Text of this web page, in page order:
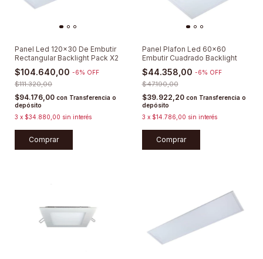
Panel Led 120x30 De Embutir
Rectangular Backlight Pack X2
$104.640,00 -6% OFF
$111.320,00
$94.176,00 con Transferencia o
depósito
3 x $34.880,00 sin interés
Comprar
Panel Plafon Led 60x60
Embutir Cuadrado Backlight
$44.358,00 -6% OFF
$47.190,00
$39.922,20 con Transferencia o
depósito
3 x $14.786,00 sin interés
Comprar